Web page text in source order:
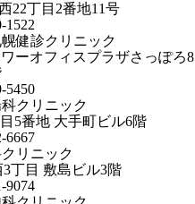
22丁目2番地11号
1522
健診クリニック
ーオフィスプラザさっぽろ8
5450
クリニック
5番地 大手町ビル6階
6667
リニック
丁目 敷島ビル3階
9074